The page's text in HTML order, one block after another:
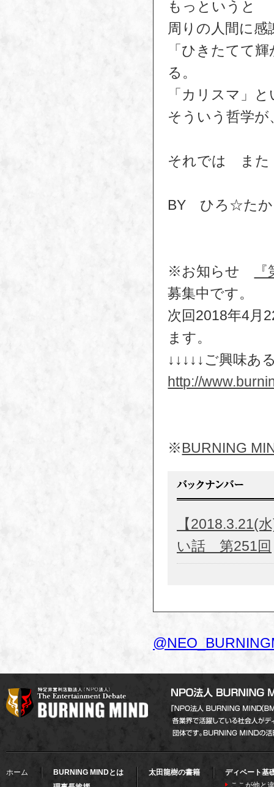
もっというと
周りの人間に
「ひきたてて
る。
「カリスマ」
そういう哲学
それでは また
BY ひろ☆たか
※お知らせ
募集中です。
次回2018年4月
ます。
↓↓↓↓↓ご興味あ
http://
※BURNING
【2018.3.21(
い話 第251回
ホーム
BURNING MINDとは
太田龍樹の書籍
ディベート基
ここが他と